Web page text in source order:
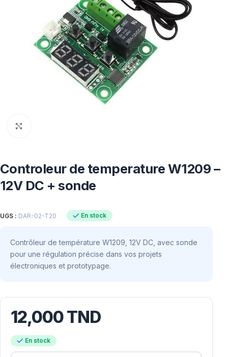
Controleur de temperature W1209 –
12V DC + sonde
UGS : DAR-02-T20 En stock
Contrôleur de température W1209, 12V DC, avec sonde
pour une régulation précise dans vos projets
électroniques et prototypage.
12,000TND
En stock